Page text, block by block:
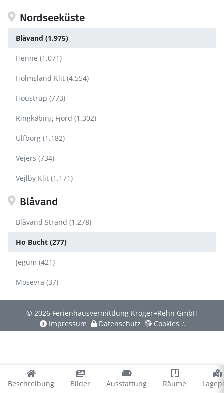
Beschreibung Bilder Ausstattung Räume
Nordseeküste
Blåvand (1.975)
Henne (1.071)
Holmsland Klit (4.554)
Houstrup (773)
Ringkøbing Fjord (1.302)
Ulfborg (1.182)
Vejers (734)
Vejlby Klit (1.171)
Blåvand
Blåvand Strand (1.278)
Ho Bucht (277)
Jegum (421)
Mosevra (37)
© 2026 Ferienhausvermittlung Kröger+Rehn GmbH
Impressum
Datenschutz Cookies ∴